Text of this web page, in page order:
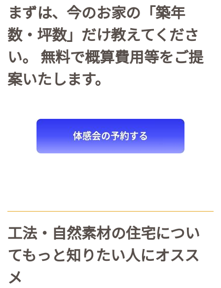
まずは、今のお家の「築年
数・坪数」だけ教えてくださ
い。 無料で概算費用等をご提
案いたします。
工法・自然素材の住宅につい
てもっと知りたい人にオスス
メ